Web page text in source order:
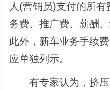
人(营销员)支付的所
务费、推广费、薪酬
此外，新车业务手续
应单独列示。
有专家认为，挤压